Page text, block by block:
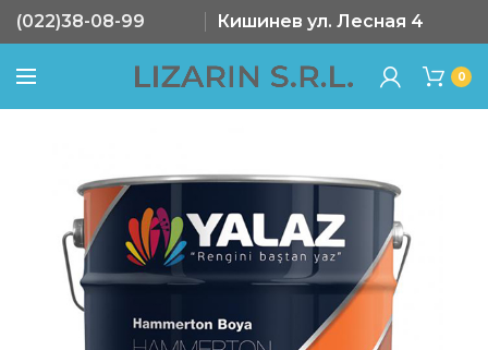
(022)38-08-99 Кишинев ул. Лесная 4
0